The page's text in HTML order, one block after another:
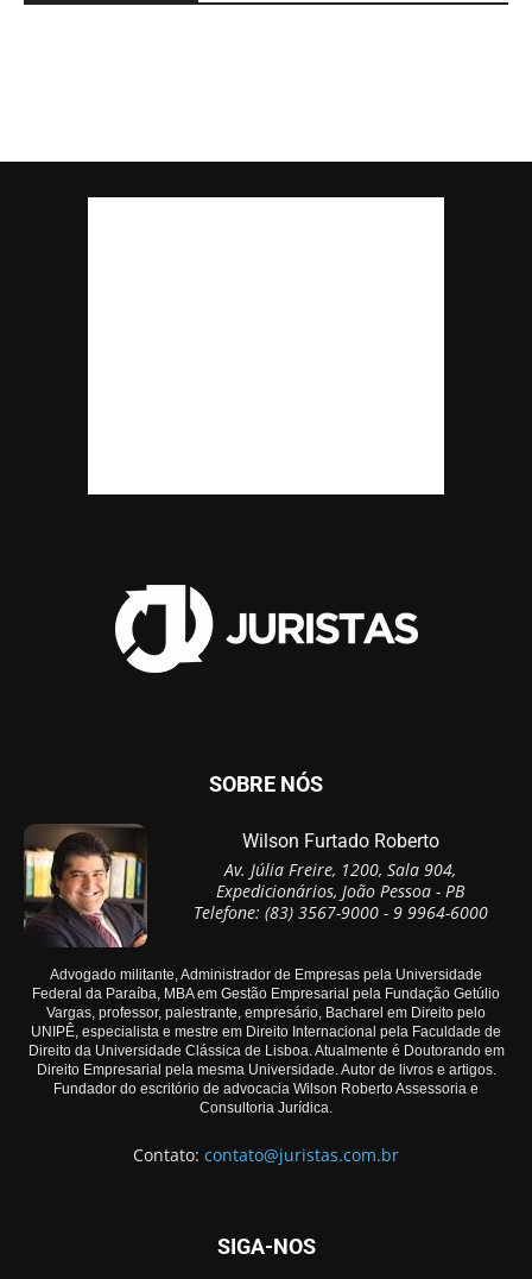
SOBRE NÓS
Wilson Furtado Roberto
Av. Júlia Freire, 1200, Sala 904,
Expedicionários, João Pessoa - PB
Telefone: (83) 3567-9000 - 9 9964-6000
Advogado militante, Administrador de Empresas pela Universidade
Federal da Paraíba, MBA em Gestão Empresarial pela Fundação Getúlio
Vargas, professor, palestrante, empresário, Bacharel em Direito pelo
UNIPÊ, especialista e mestre em Direito Internacional pela Faculdade de
Direito da Universidade Clássica de Lisboa. Atualmente é Doutorando em
Direito Empresarial pela mesma Universidade. Autor de livros e artigos.
Fundador do escritório de advocacia Wilson Roberto Assessoria e
Consultoria Jurídica.
Contato: contato@juristas.com.br
SIGA-NOS